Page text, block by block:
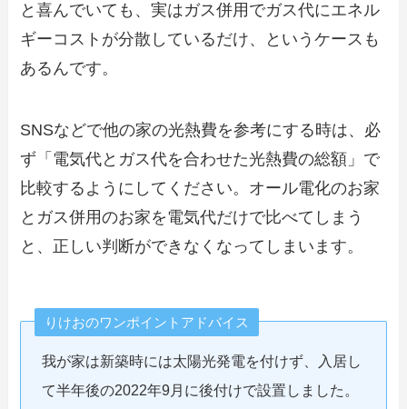
と喜んでいても、実はガス併用でガス代にエネル
ギーコストが分散しているだけ、というケースも
あるんです。
SNSなどで他の家の光熱費を参考にする時は、必
ず「電気代とガス代を合わせた光熱費の総額」で
比較するようにしてください。オール電化のお家
とガス併用のお家を電気代だけで比べてしまう
と、正しい判断ができなくなってしまいます。
りけおのワンポイントアドバイス
我が家は新築時には太陽光発電を付けず、入居し
て半年後の2022年9月に後付けで設置しました。